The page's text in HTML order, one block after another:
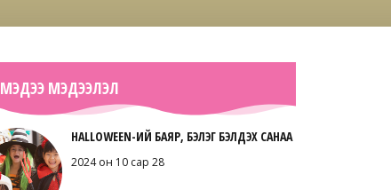
МЭДЭЭ МЭДЭЭЛЭЛ
HALLOWEEN-ИЙ БАЯР, БЭЛЭГ БЭЛДЭХ САНАА
2024 он 10 сар 28